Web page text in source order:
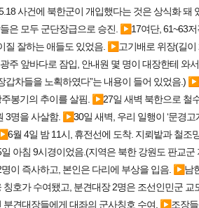
사건에 북한군이 개입했다는 것은 상식화 돼
은 모두 군단장급으로 승진. ▶17여단, 61~63
질 잘하는 애들도 있었음. ▶고기배로 위장(길이
앞바다로 잠입, 안내원 몇 명이 대장한테 와
갑차들을 노획하였다”는 내용이 들어 있었음.)
봉기의 추이를 살핌. ▶27일 새벽 북한으로 철
3명을 사살함. ▶30일 새벽, 우리 일행이 ‘문경고
월 4일 밤 11시, 휴전선에 도착. 지뢰밭과 철조
아침 9시경이었음.(지역은 북한 강원도 판교
이 즉사하고, 본인은 다리에 부상을 입음. ▶남
호가 수여됐고, 분견대장 2명은 조선인민군
분견대장들에게 대좌의 군사칭호 수여. ▶조장